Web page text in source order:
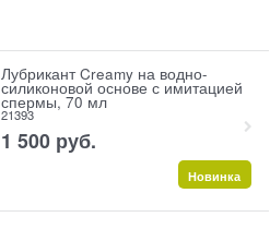
Лубрикант Creamy на водно-
силиконовой основе с имитацией
спермы, 70 мл
21393
1 500 руб.
Новинка